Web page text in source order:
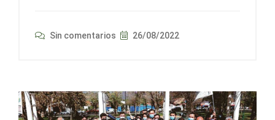
Sin comentarios 26/08/2022